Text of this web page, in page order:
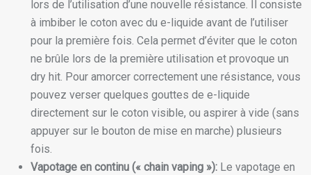
lors de l’utilisation d’une nouvelle résistance. Il consiste
à imbiber le coton avec du e-liquide avant de l’utiliser
pour la première fois. Cela permet d’éviter que le coton
ne brûle lors de la première utilisation et provoque un
dry hit. Pour amorcer correctement une résistance, vous
pouvez verser quelques gouttes de e-liquide
directement sur le coton visible, ou aspirer à vide (sans
appuyer sur le bouton de mise en marche) plusieurs
fois.
Vapotage en continu (« chain vaping »): Le vapotage en